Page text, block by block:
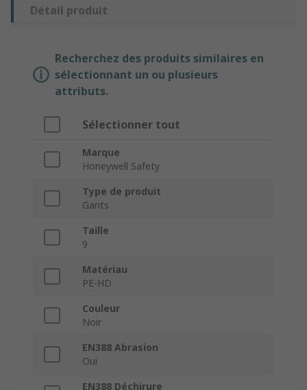
Détail produit
Recherchez des produits similaires en
sélectionnant un ou plusieurs
attributs.
Sélectionner tout
Marque
Honeywell Safety
Type de produit
Gants
Taille
9
Matériau
PE-HD
Couleur
Noir
EN388 Abrasion
Oui
EN388 Déchirure